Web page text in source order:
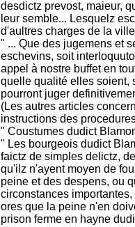
desdictz prevost, maieur,
leur semble... Lesquelz
d'aultres charges de la
" ... Que des jugemens et
eschevins, soit
appel à nostre buffet en
quelle qualité elles soient,
pourront juger
(Les autres articles
instructions des
" Coustumes dudict
" Les bourgeois dudict
faictz de simples delictz,
qu'ilz n'ayent moyen de
peine et des despens, ou
circonstances
ores que la peine n'en
prison ferme en hayne